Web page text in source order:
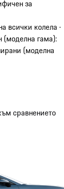
за
всички колела ·
(моделна гама):
(моделна
сравнението